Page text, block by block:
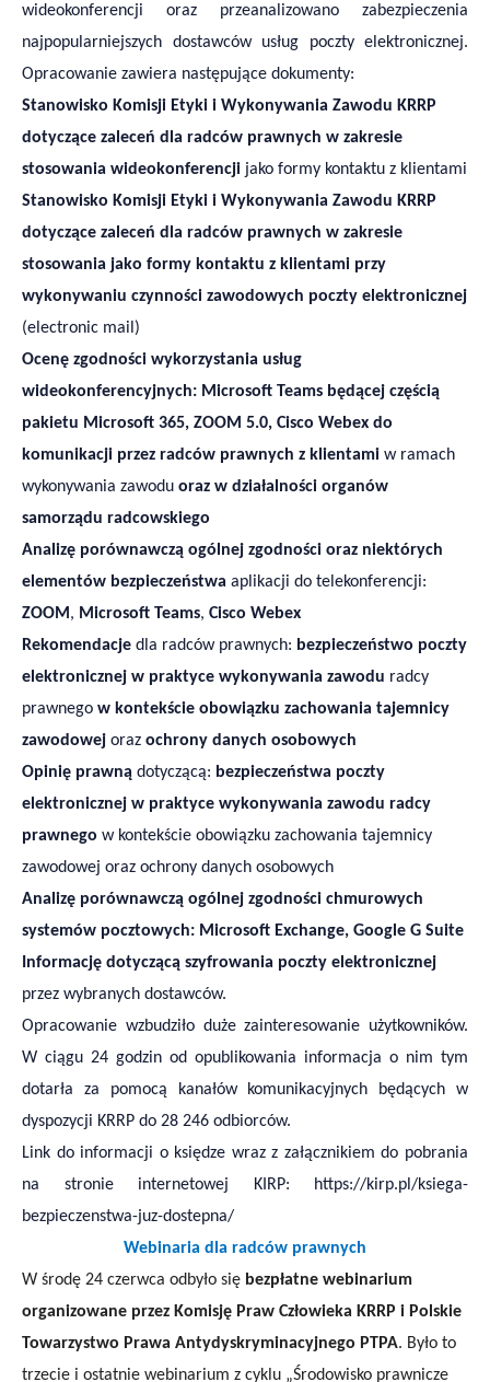
wideokonferencji oraz przeanalizowano zabezpieczenia
najpopularniejszych dostawców usług poczty elektronicznej.
Opracowanie zawiera następujące dokumenty:
Stanowisko Komisji Etyki i Wykonywania Zawodu KRRP
dotyczące zaleceń dla radców prawnych w zakresie
stosowania wideokonferencji jako formy kontaktu z klientami
Stanowisko Komisji Etyki i Wykonywania Zawodu KRRP
dotyczące zaleceń dla radców prawnych w zakresie
stosowania jako formy kontaktu z klientami przy
wykonywaniu czynności zawodowych poczty elektronicznej
(electronic mail)
Ocenę zgodności wykorzystania usług
wideokonferencyjnych: Microsoft Teams będącej częścią
pakietu Microsoft 365, ZOOM 5.0, Cisco Webex do
komunikacji przez radców prawnych z klientami w ramach
wykonywania zawodu oraz w działalności organów
samorządu radcowskiego
Analizę porównawczą ogólnej zgodności oraz niektórych
elementów bezpieczeństwa aplikacji do telekonferencji:
ZOOM , Microsoft Teams, Cisco Webex
Rekomendacje dla radców prawnych: bezpieczeństwo poczty
elektronicznej w praktyce wykonywania zawodu radcy
prawnego w kontekście obowiązku zachowania tajemnicy
zawodowej oraz ochrony danych osobowych
Opinię prawną dotyczącą: bezpieczeństwa poczty
elektronicznej w praktyce wykonywania zawodu radcy
prawnego w kontekście obowiązku zachowania tajemnicy
zawodowej oraz ochrony danych osobowych
Analizę porównawczą ogólnej zgodności chmurowych
systemów pocztowych: Microsoft Exchange, Google G Suite
Informację dotyczącą szyfrowania poczty elektronicznej
przez wybranych dostawców.
Opracowanie wzbudziło duże zainteresowanie użytkowników.
W ciągu 24 godzin od opublikowania informacja o nim tym
dotarła za pomocą kanałów komunikacyjnych będących w
dyspozycji KRRP do 28 246 odbiorców.
Link do informacji o księdze wraz z załącznikiem do pobrania
na stronie internetowej KIRP:
https://kirp.pl/ksiega-
bezpieczenstwa-juz-dostepna/
Webinaria dla radców prawnych
W środę 24 czerwca odbyło się bezpłatne webinarium
organizowane przez Komisję Praw Człowieka KRRP i Polskie
Towarzystwo Prawa Antydyskryminacyjnego PTPA. Było to
trzecie i ostatnie webinarium z cyklu „Środowisko prawnicze